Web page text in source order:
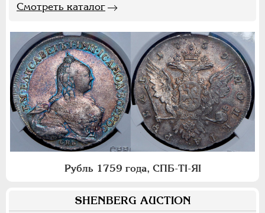
Смотреть каталог
Рубль 1759 года, СПБ-ТI-ЯI
SHENBERG AUCTION